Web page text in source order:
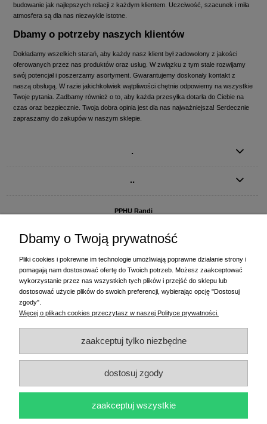
budowanie jak najlepszych relacji z każdym klientem. Uczciwość, szacunek i miła
atmosfera są dla nas niezwykle istotne.
Dbamy o potrzeby naszych klientów
Dokładamy wszelkich starań, aby każdy nasz klient był zadowolony z jakości
oferowanych przez nas produktów oraz usług. W związku z tym stale rozwijamy
swój potencjał i poszerzamy asortyment. Gwarantujemy doskonały kontakt z
naszą obsługą. W razie jakichkolwiek wątpliwości chętnie odpowiemy na wszystkie
Twoje pytania. Zadbamy również o to, aby każda przesyłka dotarła do Ciebie na
czas oraz bezpiecznie. Twoja dobra opinia jest dla nas najważniejsza! Serdecznie
zapraszamy do zakupów w naszym sklepie.
.
..
PPHU Randi
ul. Starogardzka 77 (wjazd od ul. Plażowej)
+48 58 770 31 80
- centrala
+48 58 770 31 83- wyceny i drukowanie etykiet
- Krzysztof - drukowanie etykiet,
(+48) 602 794 901- Sebastian - wyceny i doradztwo techniczne,biuro@randi.pl
Dbamy o Twoją prywatność
Pliki cookies i pokrewne im technologie umożliwiają poprawne działanie strony i
pomagają nam dostosować ofertę do Twoich potrzeb. Możesz zaakceptować
wykorzystanie przez nas wszystkich tych plików i przejść do sklepu lub
dostosować użycie plików do swoich preferencji, wybierając opcję "Dostosuj
zgody".
Więcej o plikach cookies przeczytasz w naszej Polityce prywatności.
zaakceptuj tylko niezbędne
dostosuj zgody
zaakceptuj wszystkie